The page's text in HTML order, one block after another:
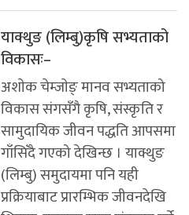
याक्थुङ (लिम्बु)कृषि सभ्यताको
विकासः–
अशाेक चेम्जाेङ् मानव सभ्यताको
विकास संगसँगै कृषि, संस्कृति र
सामुदायिक जीवन पद्धति आपसमा
गाँसिँदै गएको देखिन्छ । याक्थुङ
(लिम्बु) समुदायमा पनि यही
प्रक्रियाबाट प्रारम्भिक जीवनदेखि